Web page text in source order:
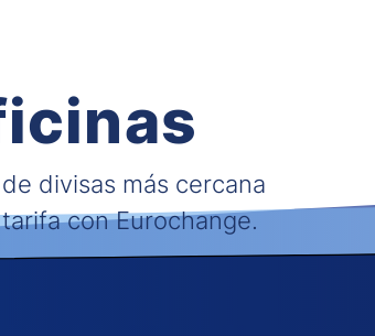
divisas más cercana
con Eurochange.